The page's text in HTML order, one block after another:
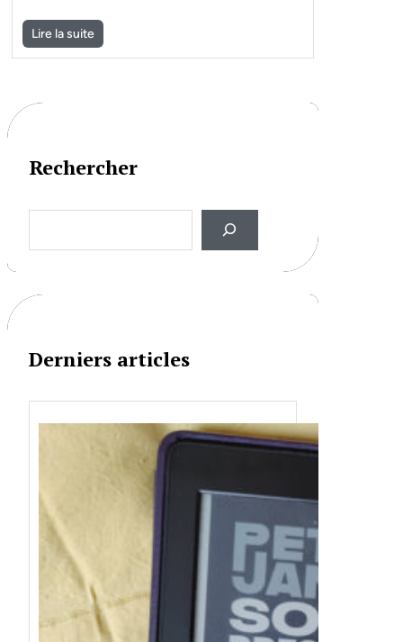
Lire la suite
Rechercher
a
h
Derniers articles